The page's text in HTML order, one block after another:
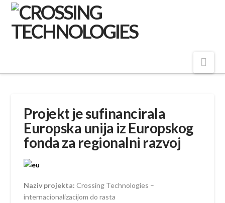
Crossing
Technologies
Projekt je sufinancirala
Europska unija iz Europskog
fonda za regionalni razvoj
Naziv projekta: Crossing Technologies –
internacionalizacijom do rasta